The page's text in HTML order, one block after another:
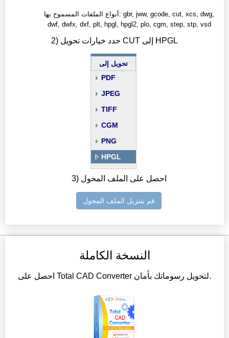
أنواع الملفات المسموح بها: gbr, jww, gcode, cut, xcs, dwg,
dwf, dwfx, dxf, plt, hpgl, hpgl2, plo, cgm, step, stp, vsd
2) حدد خيارات تحويل CUT إلى HPGL
تحويل إلى
PDF
JPEG
TIFF
CGM
PNG
HPGL
3) احصل على الملف المحول
قم بتنزيل الملف المحول
النسخة الكاملة
احصل على Total CAD Converter لتحويل رسوماتك بأمان.